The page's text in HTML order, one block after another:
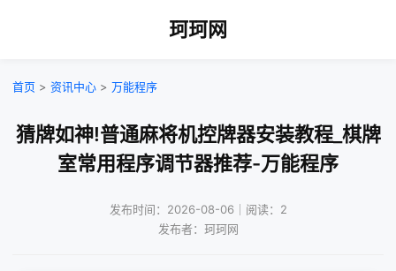
珂珂网
首页 > 资讯中心 > 万能程序
猜牌如神!普通麻将机控牌器安装教程_棋牌
室常用程序调节器推荐-万能程序
发布时间：2026-08-06｜阅读：2
发布者：珂珂网